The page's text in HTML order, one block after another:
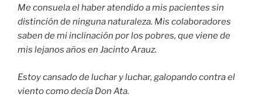
Me consuela el haber atendido a mis pacientes sin
distinción de ninguna naturaleza. Mis colaboradores
saben de mi inclinación por los pobres, que viene de
mis lejanos años en Jacinto Arauz.
Estoy cansado de luchar y luchar, galopando contra el
viento como decía Don Ata.